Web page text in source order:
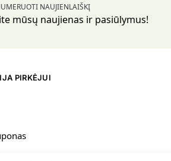
NAUJIENLAIŠKĮ
mūsų naujienas ir pasiūlymus!
PIRKĖJUI